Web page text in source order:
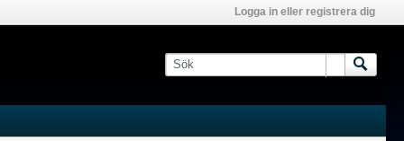
Logga in eller registrera dig